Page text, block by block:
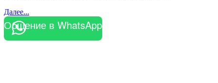
Далее...
Общение в WhatsApp